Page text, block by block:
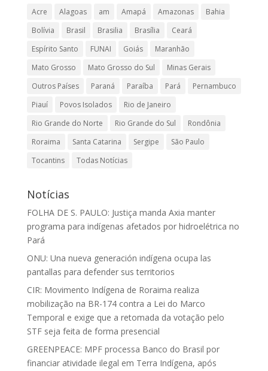
Acre Alagoas am Amapá Amazonas
Bahia
Bolívia
Brasil Brasilia Brasília
Ceará
Espírito Santo
FUNAI Goiás
Maranhão
Mato Grosso
Mato Grosso do Sul
Minas Gerais
Outros Países
Paraná Paraíba Pará
Pernambuco
Piauí
Povos Isolados
Rio de Janeiro
Rio Grande do Norte
Rio Grande do Sul
Rondônia
Roraima
Santa Catarina Sergipe
São Paulo
Tocantins
Todas Notícias
Notícias
FOLHA DE S. PAULO: Justiça manda Axia manter
programa para indígenas afetados por hidroelétrica no
Pará
ONU: Una nueva generación indígena ocupa las
pantallas para defender sus territorios
CIR: Movimento Indígena de Roraima realiza
mobilização na BR-174 contra a Lei do Marco
Temporal e exige que a retomada da votação pelo
STF seja feita de forma presencial
GREENPEACE: MPF processa Banco do Brasil por
financiar atividade ilegal em Terra Indígena, após